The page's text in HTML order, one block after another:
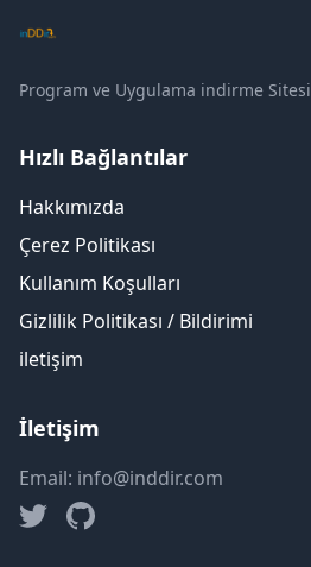
Program ve Uygulama indirme Sitesi
Hızlı Bağlantılar
Hakkımızda
Çerez Politikası
Kullanım Koşulları
Gizlilik Politikası / Bildirimi
iletişim
İletişim
Email: info@inddir.com